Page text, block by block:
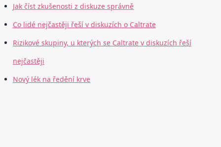
Jak číst zkušenosti z diskuze správně
Co lidé nejčastěji řeší v diskuzích o Caltrate
Rizikové skupiny, u kterých se Caltrate v diskuzích řeší
nejčastěji
Nový lék na ředění krve